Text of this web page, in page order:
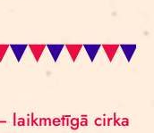
laikmetīgā cirka